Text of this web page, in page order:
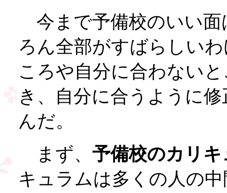
今まで予備校のいい面
ろん全部がすばらしい
ころや自分に合わない
き、自分に合うように
んだ。
まず、 予備校のカリ
キュラムは多くの人の